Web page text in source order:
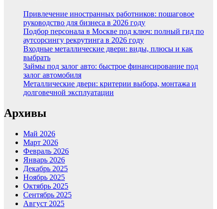
Привлечение иностранных работников: пошаговое
руководство для бизнеса в 2026 году
Подбор персонала в Москве под ключ: полный гид по
аутсорсингу рекрутинга в 2026 году
Входные металлические двери: виды, плюсы и как
выбрать
Займы под залог авто: быстрое финансирование под
залог автомобиля
Металлические двери: критерии выбора, монтажа и
долговечной эксплуатации
Архивы
Май 2026
Март 2026
Февраль 2026
Январь 2026
Декабрь 2025
Ноябрь 2025
Октябрь 2025
Сентябрь 2025
Август 2025